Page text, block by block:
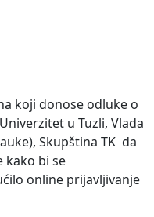
koji donose odluke o
u Tuzli, Vlada
Skupština TK da
kako bi se
online prijavljivanje